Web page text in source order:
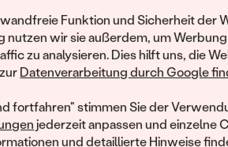
Funktion und Sicherheit der
wir sie außerdem, um Werbung
zu analysieren. Dies hilft uns, die
Datenverarbeitung durch Google
fortfahren" stimmen Sie der
jederzeit anpassen und einzelne
und detaillierte Hinweise
ANZAHL:
KARATGEWICHT:
ABMESSUNGEN:
FARBE:
Werden Sie Teil
und entdecken Sie die
gefertigten Schmucks
Ihren ersten